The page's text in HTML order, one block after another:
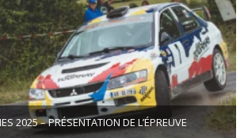
2025 – PRÉSENTATION DE L’ÉPREUVE